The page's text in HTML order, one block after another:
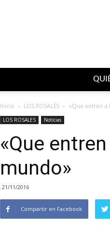
Inicio LOS ROSALES «Que entren
LOS ROSALES Noticias
«Que
mundo»
21/11/2016
Compartir en Facebook